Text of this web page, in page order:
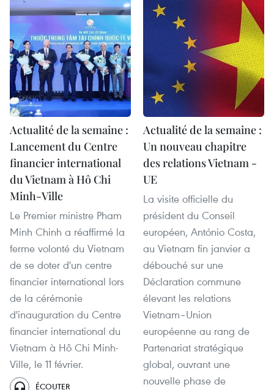
Actualité de la semaine :
Lancement du Centre
financier international
du Vietnam à Hô Chi
Minh-Ville
Le Premier ministre Pham
Minh Chinh a réaffirmé la
ferme volonté du Vietnam
de se doter d'un centre
financier international lors
de la cérémonie
d'inauguration du Centre
financier international du
Vietnam à Hô Chi Minh-
Ville, le 11 février.
ÉCOUTER
Actualité de la semaine :
Un nouveau chapitre
des relations Vietnam -
UE
La visite officielle du
président du Conseil
européen, António Costa,
au Vietnam fin janvier a
débouché sur une
Déclaration commune
élevant les relations
Vietnam–Union
européenne au rang de
Partenariat stratégique
global, ouvrant une
nouvelle phase de